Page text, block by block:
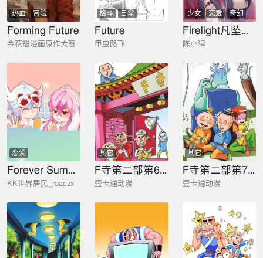
热血 冒险
Forming Future
金花瓣漫画原作大赛
格斗 日常
Future
甲虫路飞
少女 恋爱 奇幻
Firelight凡坠心焱
陈小猩
恋爱
Forever Summer
KK世界居民_roaczx
其它
F寺第二部第6册
壹卡通动漫
其它
F寺第二部第7册
壹卡通动漫